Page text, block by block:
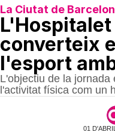
La Ciutat de
converteix
l'esport
L'objectiu de la
l'activitat física com un
01